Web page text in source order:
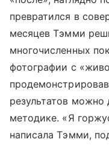
превратился в
месяцев Тэмми
многочисленных
фотографии с
результатов можно
методике. «Я
написала Тэмми,